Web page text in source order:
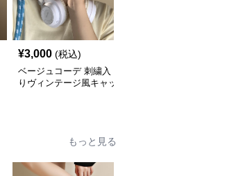
¥3,000 (税込)
ベージュコーデ 刺繍入
りヴィンテージ風キャッ
もっと見る